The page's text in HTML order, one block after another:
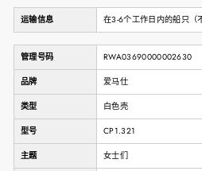
运输信息 在3-6个工作日内的船只（
管理号码 RWA03690000002630
品牌 爱马仕
类型 白色壳
型号 CP1.321
主题 女士们